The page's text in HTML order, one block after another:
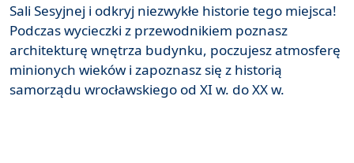
Sali Sesyjnej i odkryj niezwykłe historie tego miejsca!
Podczas wycieczki z przewodnikiem poznasz
architekturę wnętrza budynku, poczujesz atmosferę
minionych wieków i zapoznasz się z historią
samorządu wrocławskiego od XI w. do XX w.